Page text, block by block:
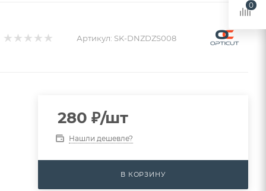
Артикул: SK-DNZDZS008
280 ₽/шт
Нашли дешевле?
В КОРЗИНУ
0